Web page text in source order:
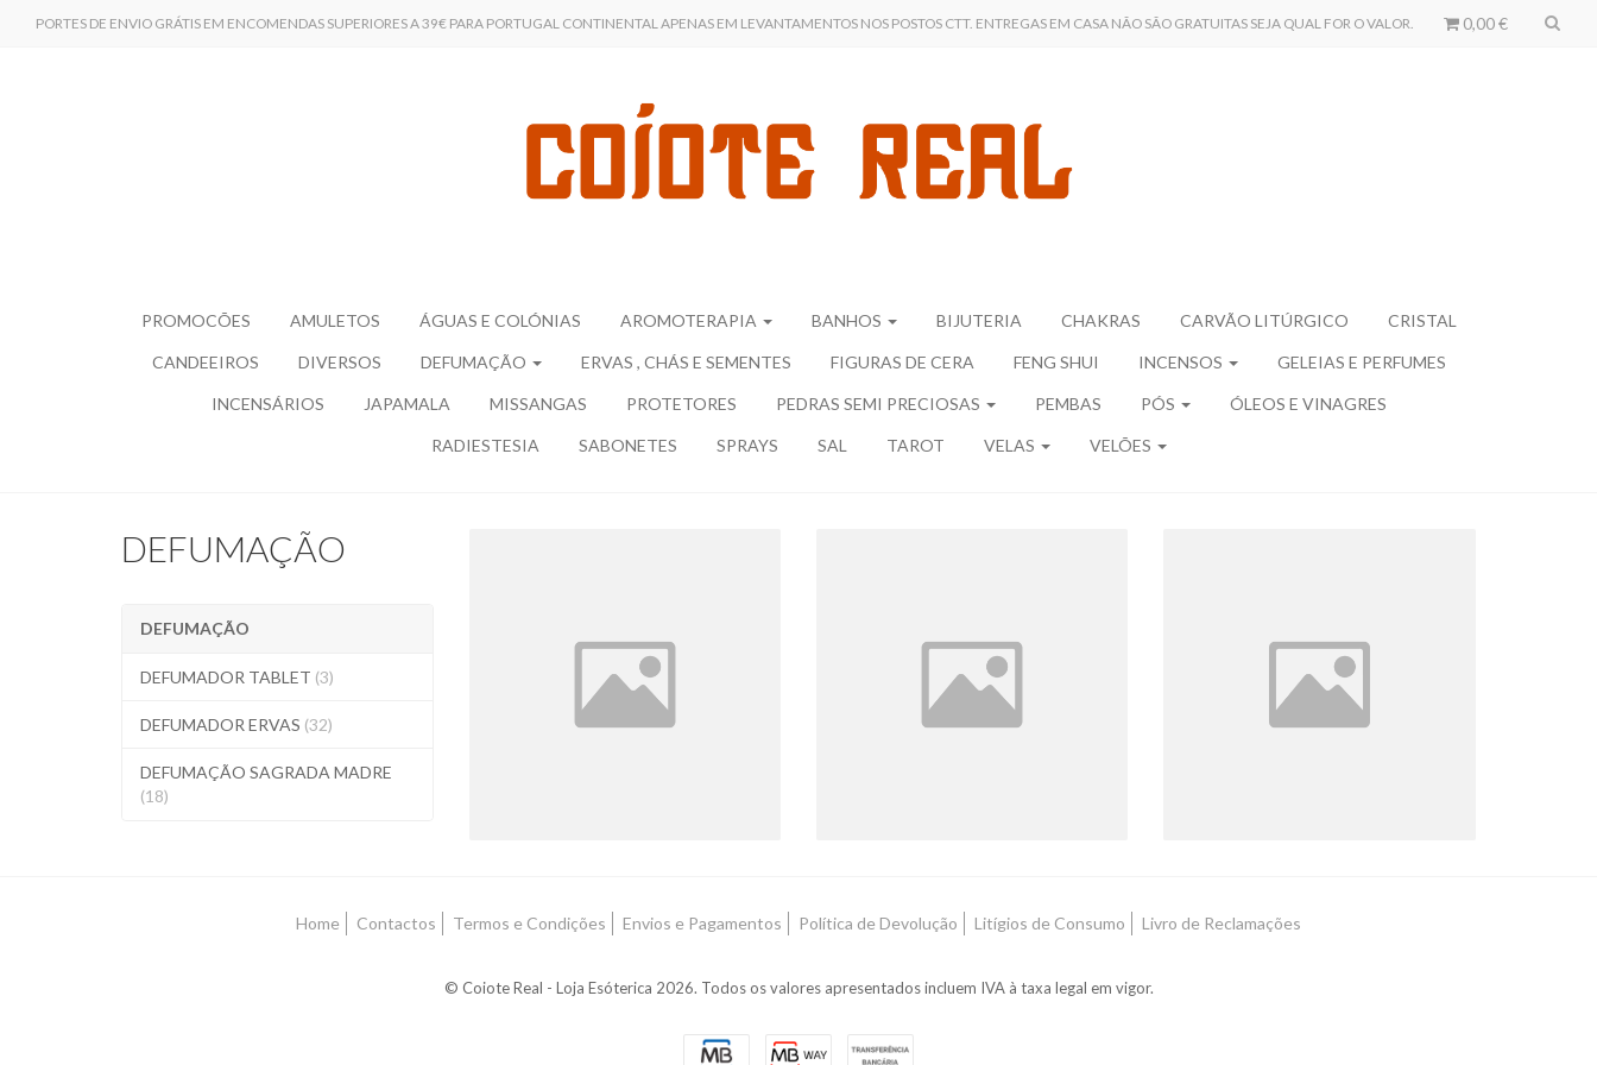
PORTES DE ENVIO GRÁTIS EM ENCOMENDAS SUPERIORES A 39€ PARA PORTUGAL CONTINENTAL APENAS EM LEVANTAMENTOS NOS POSTOS CTT. ENTREGAS EM CASA NÃO SÃO GRATUITAS SEJA QUAL FOR O VALOR. 0,00 €
PROMOCÕES AMULETOS ÁGUAS E COLÓNIAS AROMOTERAPIA BANHOS BIJUTERIA CHAKRAS CARVÃO LITÚRGICO CRISTAL
CANDEEIROS DIVERSOS DEFUMAÇÃO ERVAS , CHÁS E SEMENTES FIGURAS DE CERA FENG SHUI INCENSOS GELEIAS E PERFUMES
INCENSÁRIOS JAPAMALA MISSANGAS PROTETORES PEDRAS SEMI PRECIOSAS PEMBAS PÓS ÓLEOS E VINAGRES
RADIESTESIA SABONETES SPRAYS SAL TAROT VELAS VELÕES
DEFUMAÇÃO
DEFUMAÇÃO
DEFUMADOR TABLET (3)
DEFUMADOR ERVAS (32)
DEFUMAÇÃO SAGRADA MADRE
(18)
DEFUMADOR TABLET
3 Produtos
DEFUMADOR ERVAS
32 Produtos
DEFUMAÇÃO
SAGRADA MADRE
18 Produtos
Home Contactos Termos e Condições Envios e Pagamentos Política de Devolução Litígios de Consumo Livro de Reclamações
© Coiote Real - Loja Esóterica 2026. Todos os valores apresentados incluem IVA à taxa legal em vigor.